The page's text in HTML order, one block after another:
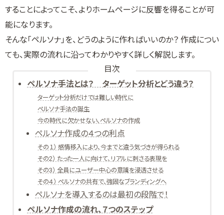
することによってこそ、よりホームページに反響を得ることが可
能になります。
そんな「ペルソナ」を、どうのように作ればいいのか？ 作成につい
ても、実際の流れに沿ってわかりやすく詳しく解説します。
目次
ペルソナ手法とは？ ターゲット分析とどう違う？
ターゲット分析だけでは難しい時代に
ペルソナ手法の誕生
今の時代に欠かせない、ペルソナの作成
ペルソナ作成の４つの利点
その１） 感情移入により、今までと違う気づきが得られる
その2） たった一人に向けて、リアルに刺さる表現を
その3） 全員にユーザー中心の意識を浸透させる
その４） ペルソナの共有で、強固なブランディングへ
ペルソナを導入するのは最初の段階で！
ペルソナ作成の流れ、７つのステップ